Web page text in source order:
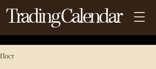
Trading Calendar
Пост